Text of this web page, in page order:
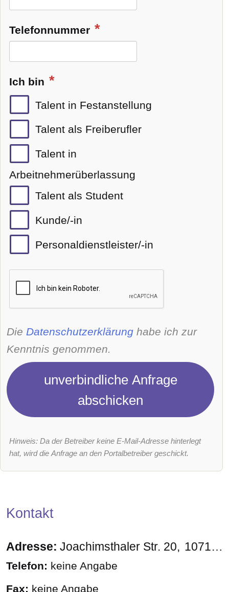
Telefonnummer
Ich bin
Talent in Festanstellung
Talent als Freiberufler
Talent in
Arbeitnehmerüberlassung
Talent als Student
Kunde/-in
Personaldienstleister/-in
Die Datenschutzerklärung habe ich zur
Kenntnis genommen.
unverbindliche Anfrage
abschicken
Hinweis: Da der Betreiber keine E-Mail-Adresse hinterlegt
hat, wird die Anfrage an den Portalbetreiber geschickt.
Kontakt
Adresse: Joachimsthaler Str. 20 10719
Telefon: keine Angabe
Fax: keine Angabe